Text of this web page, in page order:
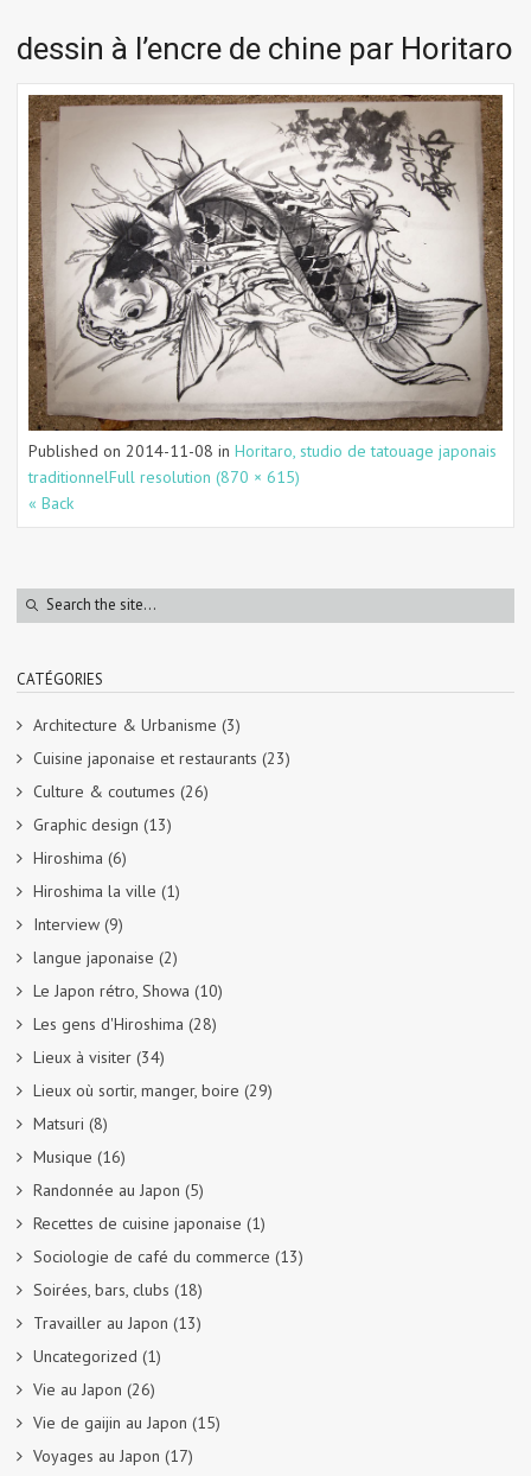
dessin à l’encre de chine par Horitaro
Published on 2014-11-08 in Horitaro, studio de tatouage japonais
traditionnelFull resolution (870 × 615)
« Back
CATÉGORIES
Architecture & Urbanisme (3)
Cuisine japonaise et restaurants (23)
Culture & coutumes (26)
Graphic design (13)
Hiroshima (6)
Hiroshima la ville (1)
Interview (9)
langue japonaise (2)
Le Japon rétro, Showa (10)
Les gens d'Hiroshima (28)
Lieux à visiter (34)
Lieux où sortir, manger, boire (29)
Matsuri (8)
Musique (16)
Randonnée au Japon (5)
Recettes de cuisine japonaise (1)
Sociologie de café du commerce (13)
Soirées, bars, clubs (18)
Travailler au Japon (13)
Uncategorized (1)
Vie au Japon (26)
Vie de gaijin au Japon (15)
Voyages au Japon (17)